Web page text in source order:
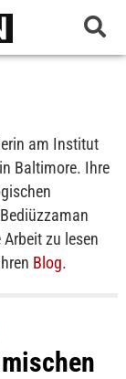
am Institut
Baltimore. Ihre
zu lesen
Blog.